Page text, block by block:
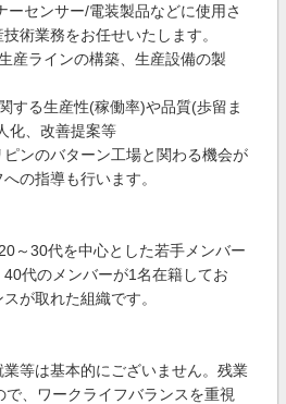
ーセンサー/電装製品などに使用さ
術業務をお任せいたします。
産ラインの構築、生産設備の製
する生産性(稼働率)や品質(歩留ま
化、改善提案等
ンのバターン工場と関わる機会が
の指導も行います。
～30代を中心とした若手メンバー
代のメンバーが1名在籍してお
が取れた組織です。
業等は基本的にございません。残業
、ワークライフバランスを重視